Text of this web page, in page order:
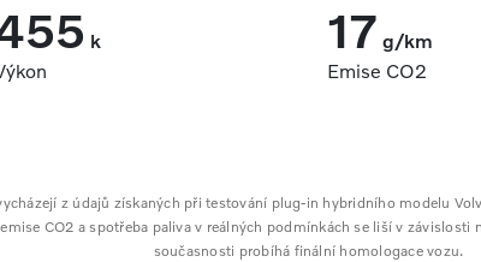
k
17 g/km
Emise CO2
z údajů získaných při testování plug-in hybridního modelu
CO2 a spotřeba paliva v reálných podmínkách se liší v
současnosti probíhá finální homologace vozu.